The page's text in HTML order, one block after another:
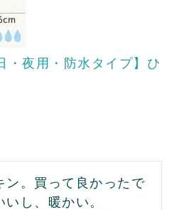
・夜用・防水タイプ】ひ
ン。買って良かったで
し、暖かい。